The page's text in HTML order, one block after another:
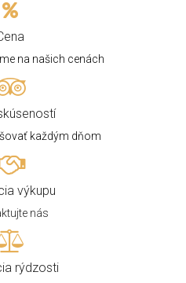
na našich cenách
každým dňom
výkupu
nás
rýdzosti